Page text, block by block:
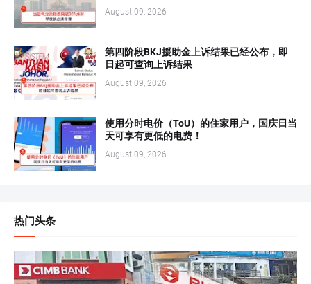
August 09, 2026
第四阶段BKJ援助金上诉结果已经公布，即
日起可查询上诉结果
August 09, 2026
使用分时电价（ToU）的住家用户，国庆日当
天可享有更低的电费！
August 09, 2026
热门头条